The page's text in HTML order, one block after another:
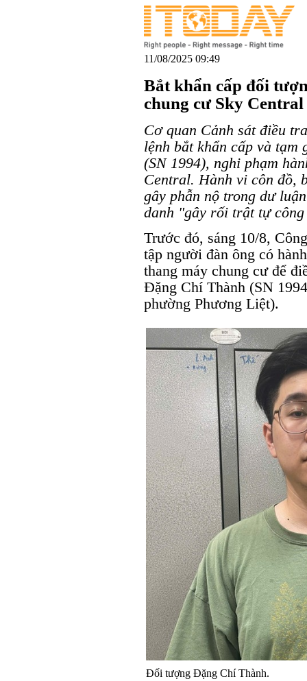
11/08/2025 09:49
Bắt khẩn cấp đối
chung cư Sky Central
Cơ quan Cảnh sát điều
lệnh bắt khẩn cấp và
(SN 1994), nghi phạm
Central. Hành vi côn đồ,
gây phẫn nộ trong dư
danh "gây rối trật tự
Trước đó, sáng 10/8,
tập người đàn ông có
thang máy chung cư để
Đặng Chí Thành (SN
phường Phương Liệt).
Đối tượng Đặng Chí Thành.